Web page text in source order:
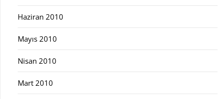
Haziran 2010
Mayıs 2010
Nisan 2010
Mart 2010